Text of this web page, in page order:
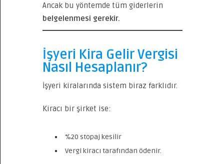
Ancak bu yöntemde tüm giderlerin
belgelenmesi gerekir.
İşyeri Kira Gelir Vergisi
Nasıl Hesaplanır?
İşyeri kiralarında sistem biraz farklıdır.
Kiracı bir şirket ise:
%20 stopaj kesilir
Vergi kiracı tarafından ödenir.